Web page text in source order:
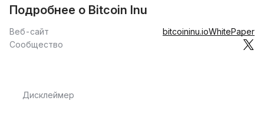
Подробнее о Bitcoin Inu
Веб-сайт bitcoininu.ioWhitePaper
Сообщество
Дисклеймер